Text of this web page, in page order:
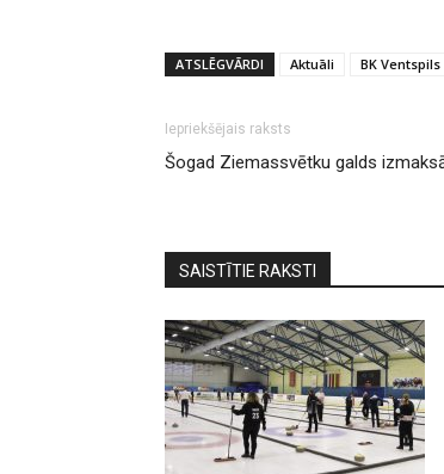
ATSLĒGVĀRDI Aktuāli BK Ventspils
Iepriekšējais raksts
Šogad Ziemassvētku galds
SAISTĪTIE RAKSTI